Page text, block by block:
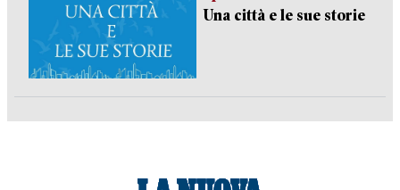
Una città e le sue storie